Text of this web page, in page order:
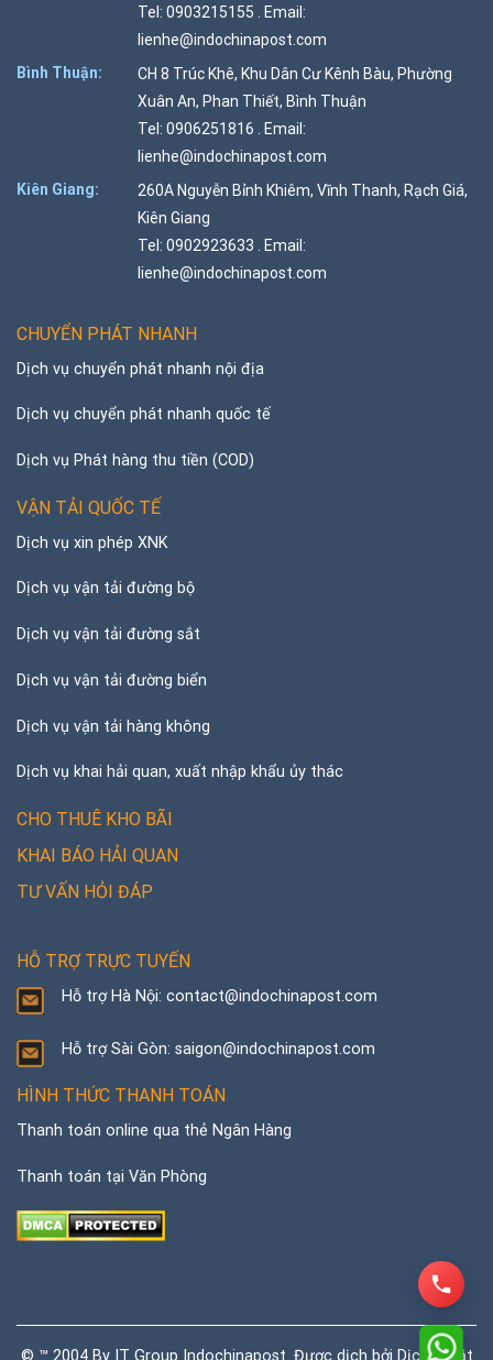
Tel: 0903215155 . Email:
lienhe@indochinapost.com
Bình Thuận:
CH 8 Trúc Khê, Khu Dân Cư Kênh Bàu, Phường
Xuân An, Phan Thiết, Bình Thuận
Tel: 0906251816 . Email:
lienhe@indochinapost.com
Kiên Giang:
260A Nguyễn Bỉnh Khiêm, Vĩnh Thanh, Rạch Giá,
Kiên Giang
Tel: 0902923633 . Email:
lienhe@indochinapost.com
CHUYỂN PHÁT NHANH
Dịch vụ chuyển phát nhanh nội địa
Dịch vụ chuyển phát nhanh quốc tế
Dịch vụ Phát hàng thu tiền (COD)
VẬN TẢI QUỐC TẾ
Dịch vụ xin phép XNK
Dịch vụ vận tải đường bộ
Dịch vụ vận tải đường sắt
Dịch vụ vận tải đường biển
Dịch vụ vận tải hàng không
Dịch vụ khai hải quan, xuất nhập khẩu ủy thác
CHO THUÊ KHO BÃI
KHAI BÁO HẢI QUAN
TƯ VẤN HỎI ĐÁP
HỖ TRỢ TRỰC TUYẾN
Hỗ trợ Hà Nội: contact@indochinapost.com
Hỗ trợ Sài Gòn: saigon@indochinapost.com
HÌNH THỨC THANH TOÁN
Thanh toán online qua thẻ Ngân Hàng
Thanh toán tại Văn Phòng
© ™ 2004 By IT Group Indochinapost. Được dịch bởi Dịch thuật